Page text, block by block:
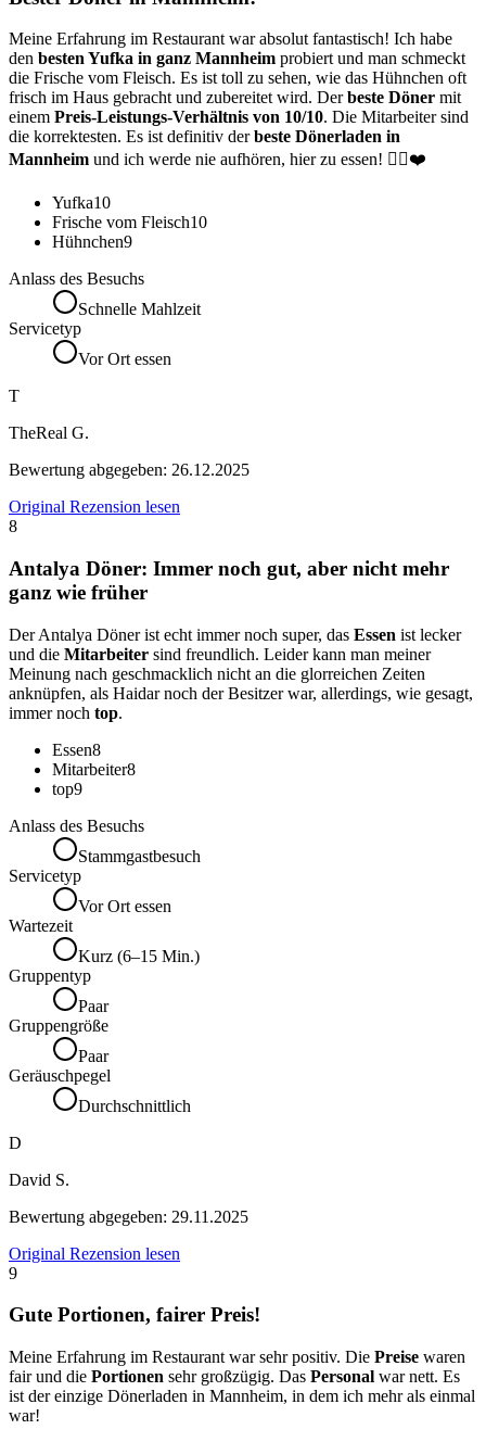
Meine Erfahrung im Restaurant war absolut fantastisch! Ich habe
den besten Yufka in ganz Mannheim probiert und man schmeckt
die Frische vom Fleisch. Es ist toll zu sehen, wie das Hühnchen oft
frisch im Haus gebracht und zubereitet wird. Derbeste Döner mit
einem Preis-Leistungs-Verhältnis von 10/10. Die Mitarbeiter sind
die korrektesten. Es ist definitiv derbeste Dönerladen in
Mannheim und ich werde nie aufhören, hier zu essen! ☝🏼❤️
Yufka10
Frische vom Fleisch10
Hühnchen9
Anlass des Besuchs
Schnelle Mahlzeit
Servicetyp
Vor Ort essen
T
TheReal G.
Bewertung abgegeben: 26.12.2025
Original Rezension lesen
8
Antalya Döner: Immer noch gut, aber nicht mehr
ganz wie früher
Der Antalya Döner ist echt immer noch super, das Essen ist lecker
und die Mitarbeiter sind freundlich. Leider kann man meiner
Meinung nach geschmacklich nicht an die glorreichen Zeiten
anknüpfen, als Haidar noch der Besitzer war, allerdings, wie gesagt,
immer noch top.
Essen8
Mitarbeiter8
top9
Anlass des Besuchs
Stammgastbesuch
Servicetyp
Vor Ort essen
Wartezeit
Kurz (6–15 Min.)
Gruppentyp
Paar
Gruppengröße
Paar
Geräuschpegel
Durchschnittlich
D
David S.
Bewertung abgegeben: 29.11.2025
Original Rezension lesen
9
Gute Portionen, fairer Preis!
Meine Erfahrung im Restaurant war sehr positiv. Die Preise waren
fair und die Portionen sehr großzügig. Das Personal war nett. Es
ist der einzige Dönerladen in Mannheim, in dem ich mehr als einmal
war!